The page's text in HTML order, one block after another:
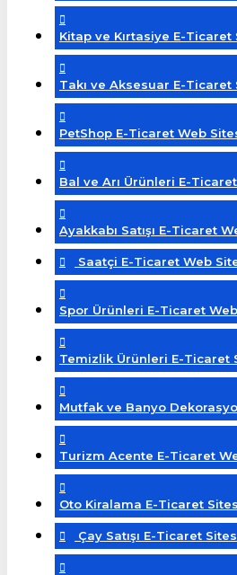
Kitap ve Kırtasiye E-Ticaret
Takı ve Aksesuar E-Ticaret
PetShop E-Ticaret Web
Bal ve Arı Ürünleri E-
Ayakkabı Satışı E-Ticaret
Saatçi E-Ticaret Web
Spor Ürünleri E-Ticaret
Temizlik Ürünleri E-Ticaret
Mutfak ve Banyo
Turizm Acente E-Ticaret
Oto Kiralama E-Ticaret
Çay Satışı E-Ticaret